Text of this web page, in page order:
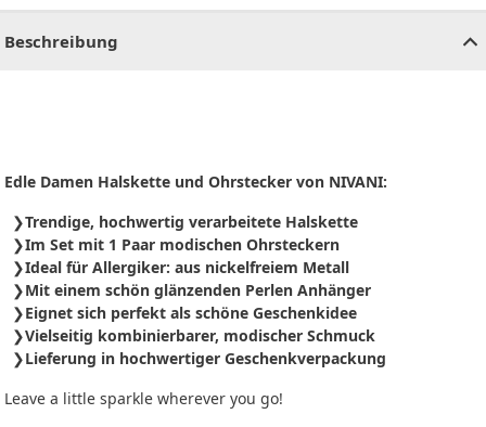
Beschreibung
Edle Damen Halskette und Ohrstecker von NIVANI:
Trendige, hochwertig verarbeitete Halskette
Im Set mit 1 Paar modischen Ohrsteckern
Ideal für Allergiker: aus nickelfreiem Metall
Mit einem schön glänzenden Perlen Anhänger
Eignet sich perfekt als schöne Geschenkidee
Vielseitig kombinierbarer, modischer Schmuck
Lieferung in hochwertiger Geschenkverpackung
Leave a little sparkle wherever you go!